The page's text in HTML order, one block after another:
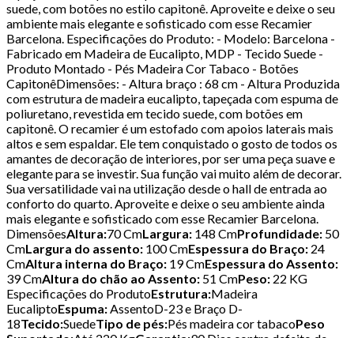
suede, com botões no estilo capitonê. Aproveite e deixe o seu
ambiente mais elegante e sofisticado com esse Recamier
Barcelona. Especificações do Produto: - Modelo: Barcelona -
Fabricado em Madeira de Eucalipto, MDP - Tecido Suede -
Produto Montado - Pés Madeira Cor Tabaco - Botões
CapitonêDimensões: - Altura braço : 68 cm - Altura Produzida
com estrutura de madeira eucalipto, tapeçada com espuma de
poliuretano, revestida em tecido suede, com botões em
capitonê. O recamier é um estofado com apoios laterais mais
altos e sem espaldar. Ele tem conquistado o gosto de todos os
amantes de decoração de interiores, por ser uma peça suave e
elegante para se investir. Sua função vai muito além de decorar.
Sua versatilidade vai na utilização desde o hall de entrada ao
conforto do quarto. Aproveite e deixe o seu ambiente ainda
mais elegante e sofisticado com esse Recamier Barcelona.
DimensõesAltura:70 CmLargura: 148 CmProfundidade: 50
CmLargura do assento: 100 CmEspessura do Braço: 24
CmAltura interna do Braço: 19 CmEspessura do Assento:
39 CmAltura do chão ao Assento: 51 CmPeso: 22 KG
Especificações do ProdutoEstrutura:Madeira
EucaliptoEspuma:AssentoD-23 e Braço D-
18Tecido:SuedeTipo de pés:Pés madeira cor tabacoPeso